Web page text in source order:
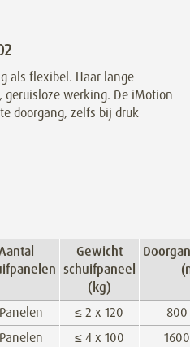
als flexibel. Haar lange
geruisloze werking. De iMotion
doorgang, zelfs bij druk
Gewicht
schuifpaneel
(kg)
≤ 2 x 120
≤ 4 x 100